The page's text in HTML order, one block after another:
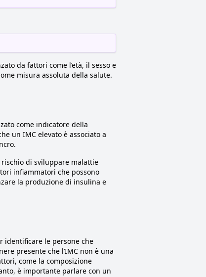
da fattori come l’età, il sesso e
misura assoluta della salute.
come indicatore della
un IMC elevato è associato a
di sviluppare malattie
infiammatori che possono
la produzione di insulina e
identificare le persone che
presente che l’IMC non è una
come la composizione
è importante parlare con un